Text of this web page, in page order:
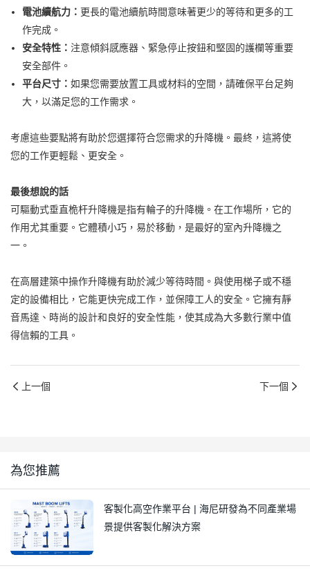
電池續航力： 更長的電池續航時間意味著更少的等待和更多的工
作完成。
安全特性： 注意傾斜感應器、緊急停止按鈕和堅固的護欄等重要
安全部件。
平台尺寸： 如果您需要放置工具或材料的空間，請確保平台足夠
大，以滿足您的工作需求。
考慮這些要點將有助於您選擇符合您需求的升降機。最終，這將使
您的工作更輕鬆、更安全。
最後想說的話
可驅動式垂直桅杆升降機是指有輪子的升降機。在工作場所，它的
作用尤其重要。它體積小巧，易於移動，是最好的室內升降機之
一。
在高層建築中操作升降機有助於減少等待時間。與使用梯子或不穩
定的設備相比，它能更快完成工作，並保障工人的安全。它擁有靜
音馬達、時尚的設計和良好的安全性能，使其成為大多數行業中值
得信賴的工具。
上一個 下一個
為您推薦
客製化高空作業平台 | 海尼研發為不同產業場
景提供客製化解決方案